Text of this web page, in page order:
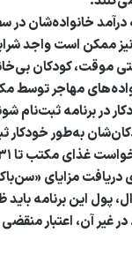
ممکن است واجد
موقت، کودکان
مهاجر توسط
در برنامه ثبت‌نام
به‌طور خودکار
دریافت مزایای
غیر آن، اعتبار